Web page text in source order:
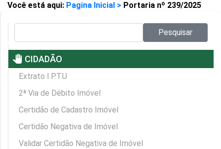
Você está aqui: Pagina Inicial > Portaria nº 239/2025
Pesquisar
pan_tool CIDADÃO
Extrato I.P.T.U
2ª Via de Débito Imóvel
Certidão de Cadastro Imóvel
Certidão Negativa de Imóvel
Validar Certidão Negativa de Imóvel